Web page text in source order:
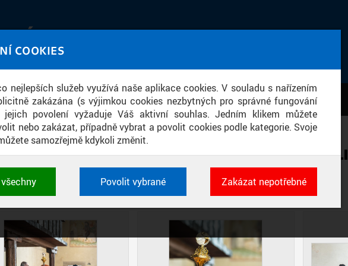
COOKIES
nejlepších služeb využívá naše aplikace cookies. V souladu s nařízením
zakázána (s výjimkou cookies nezbytných pro správné fungování
povolení vyžaduje Váš aktivní souhlas. Jedním klikem můžete
nebo zakázat, případně vybrat a povolit cookies podle kategorie. Svoje
samozřejmě kdykoli změnit.
a identifikátorů relace. Jsou nezbytné pro správné
jsou vždy aktivní.
Povolit vybrané Zakázat nepotřebné
obrazem a zvukem
AWARDS FBMI 2024 V BETLÉMSKÉ KAPLI
DIAPOZITIVY DLAŽDICE